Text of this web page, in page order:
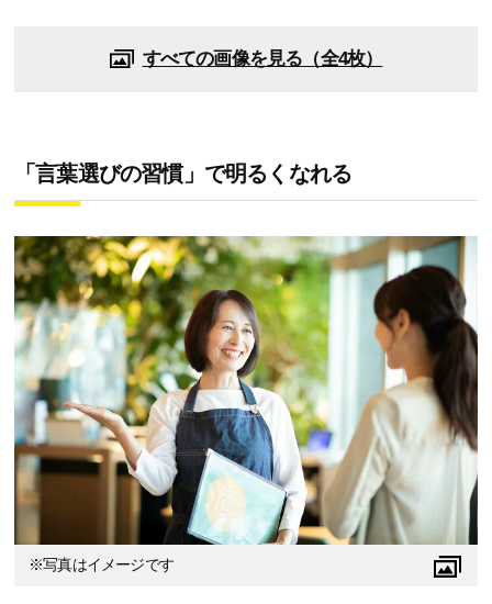
すべての画像を見る（全4枚）
「言葉選びの習慣」で明るくなれる
※写真はイメージです